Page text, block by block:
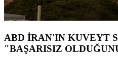
ABD İRAN'IN KUVEYT
"BAŞARISIZ